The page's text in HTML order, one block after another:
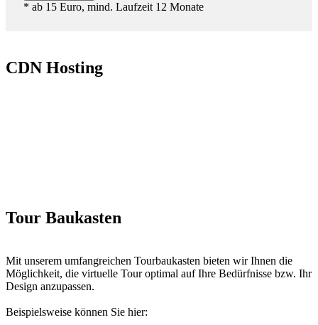
* ab 15 Euro, mind. Laufzeit 12 Monate
CDN Hosting
Tour Baukasten
Mit unserem umfangreichen Tourbaukasten bieten wir Ihnen die
Möglichkeit, die virtuelle Tour optimal auf Ihre Bedürfnisse bzw. Ihr
Design anzupassen.
Beispielsweise können Sie hier: